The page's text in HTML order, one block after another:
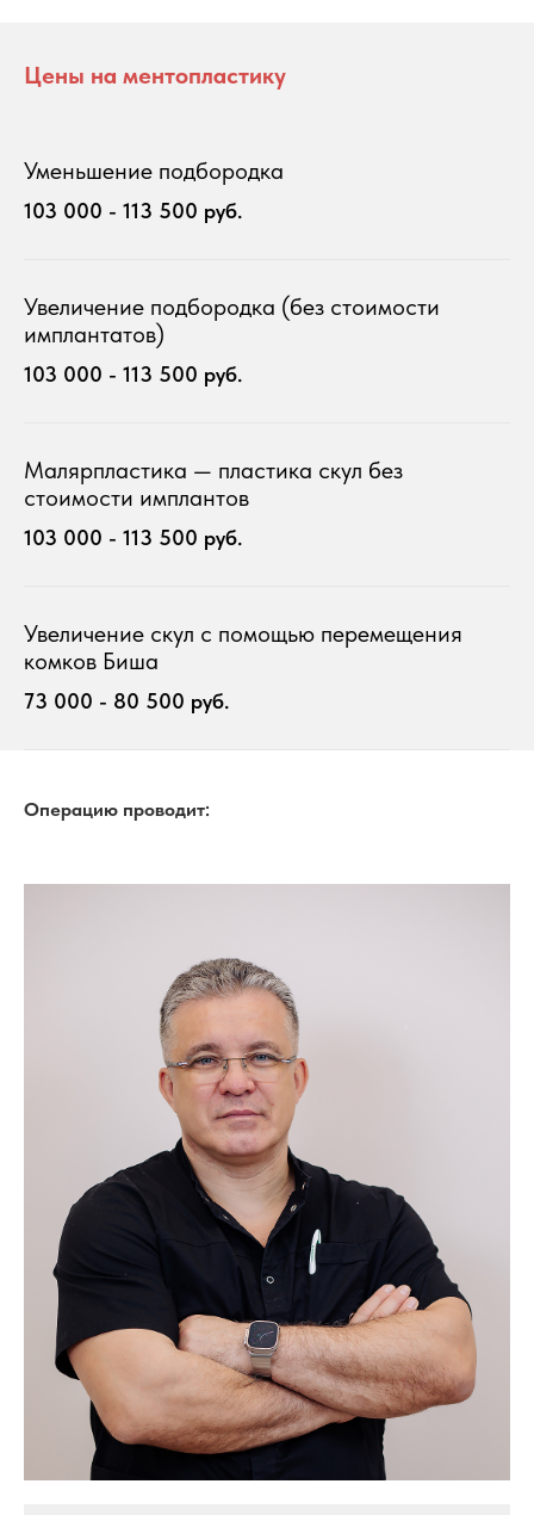
Цены на ментопластику
Уменьшение подбородка
103 000 - 113 500 руб.
Увеличение подбородка (без стоимости
имплантатов)
103 000 - 113 500 руб.
Малярпластика — пластика скул без
стоимости имплантов
103 000 - 113 500 руб.
Увеличение скул с помощью перемещения
комков Биша
73 000 - 80 500 руб.
Операцию проводит: